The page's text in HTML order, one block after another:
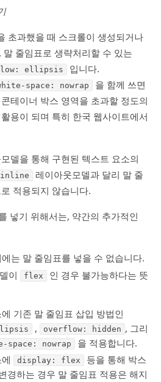
초과했을 때 스크롤이 생성되거나
줄임표로 생략처리할 수 있는
ellipsis 입니다.
space: nowrap
을 함께 쓰면
테이너 박스 영역을 초과할 정도의
용이 되며 특히 한국 웹사이트에서
델을 통해 구현된 텍스트 요소의
inline
레이아웃모델과 달리 말 줄
적용되지 않습니다.
넣기 위해서는, 약간의 추가적인
는 말 줄임표를 넣을 수 없습니다.
이 flex
인 경우 불가능하다는 뜻
에 기존 말 줄임표 삽입 방법인
, overflow: hidden , 그리
space: nowrap
을 적용합니다.
display: flex
등을 통해 박스
경하는 경우 말 줄임표 적용은 해지